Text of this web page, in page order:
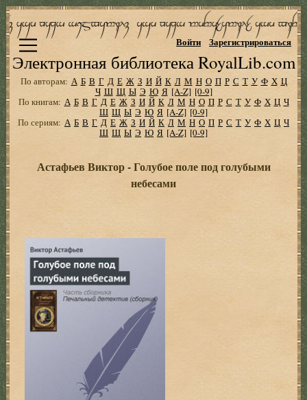
Электронная библиотека RoyalLib.com
Войти Зарегистрироваться
По авторам: А Б В Г Д Е Ж З И Й К Л М Н О П Р С Т У Ф Х Ц
Ч Ш Щ Ы Э Ю Я [A-Z] [0-9]
По книгам: А Б В Г Д Е Ж З И Й К Л М Н О П Р С Т У Ф Х Ц Ч
Ш Щ Ы Э Ю Я [A-Z] [0-9]
По сериям: А Б В Г Д Е Ж З И Й К Л М Н О П Р С Т У Ф Х Ц Ч
Ш Щ Ы Э Ю Я [A-Z] [0-9]
Астафьев Виктор - Голубое поле под голубыми
небесами